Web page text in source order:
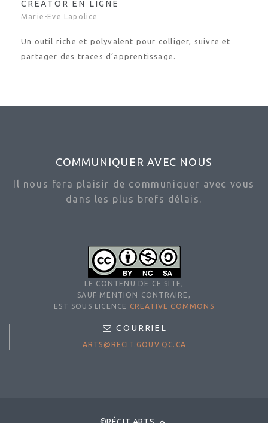
CREATOR EN LIGNE
Marie-Eve Lapolice
Un outil riche et polyvalent pour colliger, suivre et
partager des traces d’apprentissage.
COMMUNIQUER AVEC NOUS
Il nous fera plaisir de communiquer avec vous
dans les plus brefs délais.
LE CONTENU DE CE SITE,
SAUF MENTION CONTRAIRE,
EST SOUS LICENCE
CREATIVE COMMONS
COURRIEL
ARTS@RECIT.GOUV.QC.CA